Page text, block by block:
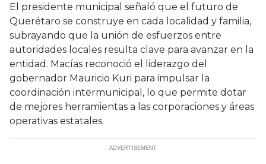
El presidente municipal señaló que el futuro de
Querétaro se construye en cada localidad y familia,
subrayando que la unión de esfuerzos entre
autoridades locales resulta clave para avanzar en la
entidad. Macías reconoció el liderazgo del
gobernador Mauricio Kuri para impulsar la
coordinación intermunicipal, lo que permite dotar
de mejores herramientas a las corporaciones y áreas
operativas estatales.